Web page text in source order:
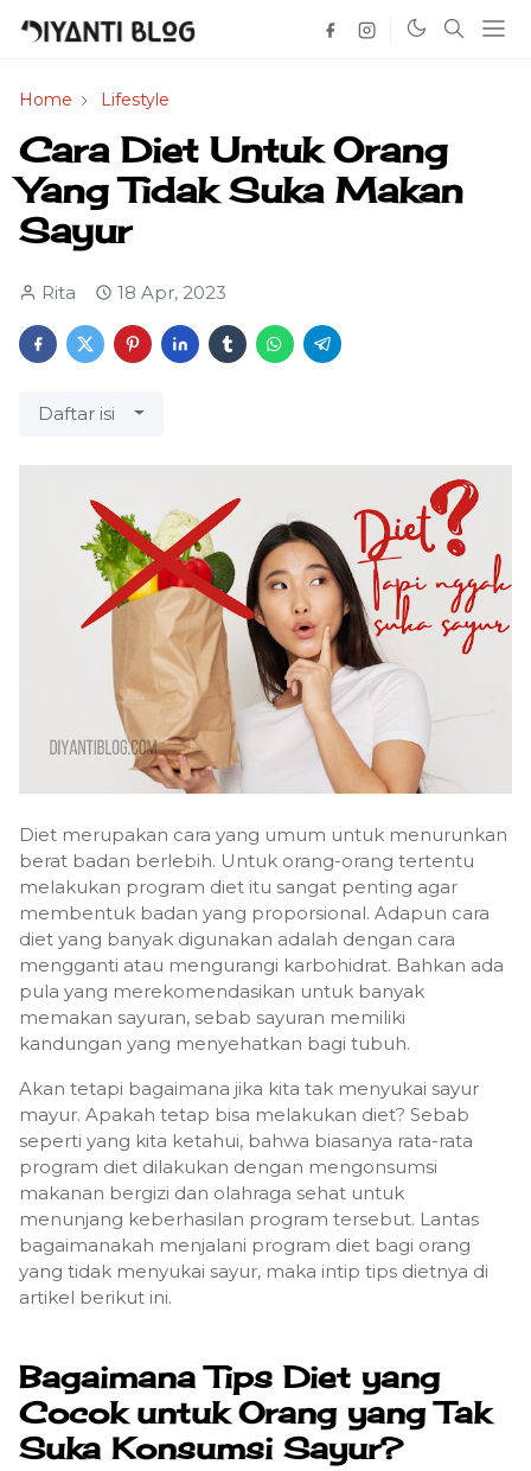
Home Lifestyle
Cara Diet Untuk Orang
Yang Tidak Suka Makan
Sayur
Rita 18 Apr, 2023
Daftar isi
Diet merupakan cara yang umum untuk menurunkan
berat badan berlebih. Untuk orang-orang tertentu
melakukan program diet itu sangat penting agar
membentuk badan yang proporsional. Adapun cara
diet yang banyak digunakan adalah dengan cara
mengganti atau mengurangi karbohidrat. Bahkan ada
pula yang merekomendasikan untuk banyak
memakan sayuran, sebab sayuran memiliki
kandungan yang menyehatkan bagi tubuh.
Akan tetapi bagaimana jika kita tak menyukai sayur
mayur. Apakah tetap bisa melakukan diet? Sebab
seperti yang kita ketahui, bahwa biasanya rata-rata
program diet dilakukan dengan mengonsumsi
makanan bergizi dan olahraga sehat untuk
menunjang keberhasilan program tersebut. Lantas
bagaimanakah menjalani program diet bagi orang
yang tidak menyukai sayur, maka intip tips dietnya di
artikel berikut ini.
Bagaimana Tips Diet yang
Cocok untuk Orang yang Tak
Suka Konsumsi Sayur?